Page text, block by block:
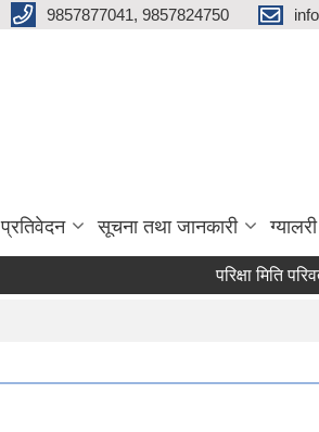
9857877041, 9857824750
प्रतिवेदन सूचना तथा जानकारी ग्यालरी
परिक्षा मिति परिवर्तन